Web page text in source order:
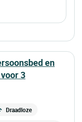
3
Draadloze